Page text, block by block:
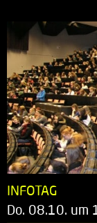
INFOTAG
Do. 08.10. um